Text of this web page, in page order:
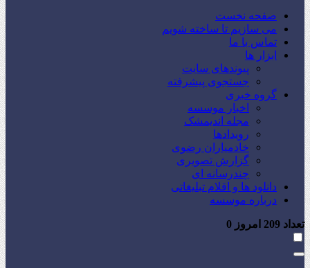
صفحه نخست
می سازیم تا ساخته شویم
تماس با ما
ابزار ها
پیوندهای سایت
جستجوی پیشرفته
گروه خبری
اخبار موسسه
مجله اندیمشک
رویدادها
خادمیاران رضوی
گزارش تصویری
چندرسانه ای
دانلود ها و اقلام تبلیغاتی
درباره موسسه
تعداد امروز 0